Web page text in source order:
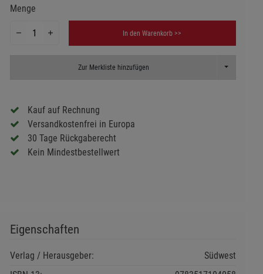
Menge
In den Warenkorb >>
Zur Merkliste hinzufügen Toggle
Kauf auf Rechnung
Versandkostenfrei in Europa
30 Tage Rückgaberecht
Kein Mindestbestellwert
Eigenschaften
Verlag / Herausgeber:
Südwest